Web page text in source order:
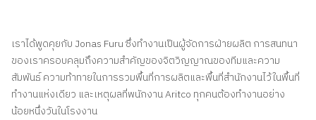
เราได้พูดคุยกับ Jonas Furu ซึ่งทำงานเป็นผู้จัดการฝ่ายผลิต การสนทนา
ของเราครอบคลุมถึงความสำคัญของจิตวิญญาณของทีมและความ
สัมพันธ์ ความท้าทายในการรวมพื้นที่การผลิตและพื้นที่สำนักงานไว้ในพื้นที่
ทำงานแห่งเดียว และเหตุผลที่พนักงาน Aritco ทุกคนต้องทำงานอย่าง
น้อยหนึ่งวันในโรงงาน